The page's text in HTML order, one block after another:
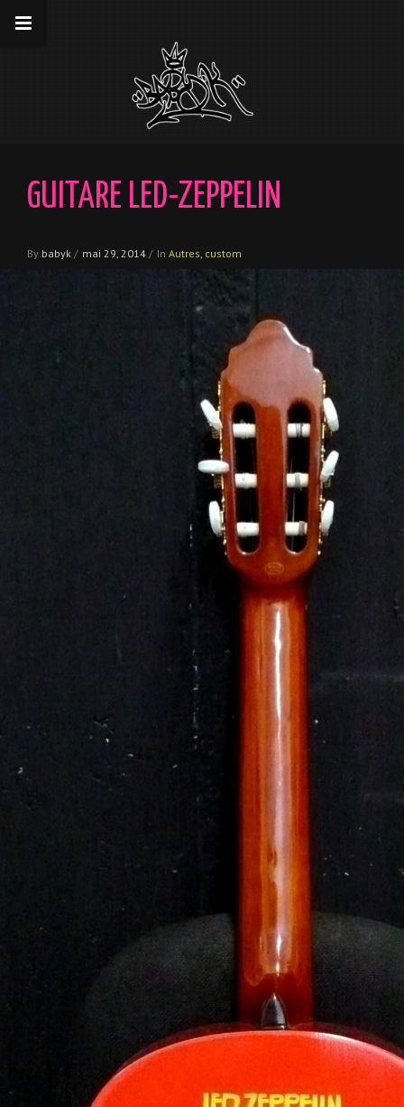
__gaTracker('send','pageview');
GUITARE LED-ZEPPELIN
By babyk / mai 29, 2014 / In Autres custom